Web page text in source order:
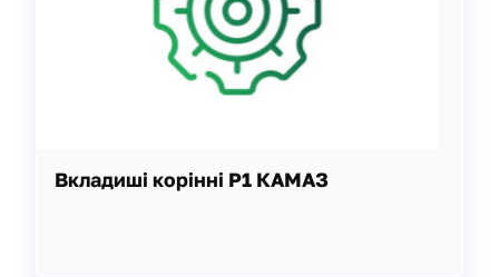
Вкладиші корінні Р1 КАМАЗ